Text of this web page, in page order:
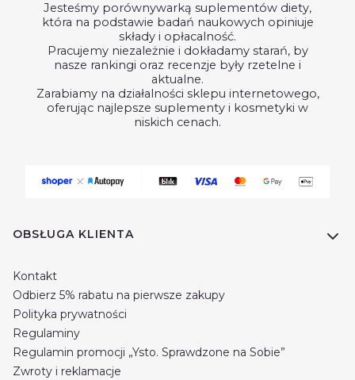
Jesteśmy porównywarką suplementów diety,
która na podstawie badań naukowych opiniuje
składy i opłacalność.
Pracujemy niezależnie i dokładamy starań, by
nasze rankingi oraz recenzje były rzetelne i
aktualne.
Zarabiamy na działalności sklepu internetowego,
oferując najlepsze suplementy i kosmetyki w
niskich cenach.
Linki w stopce
OBSŁUGA KLIENTA
Kontakt
Odbierz 5% rabatu na pierwsze zakupy
Polityka prywatności
Regulaminy
Regulamin promocji „Ysto. Sprawdzone na Sobie”
Zwroty i reklamacje